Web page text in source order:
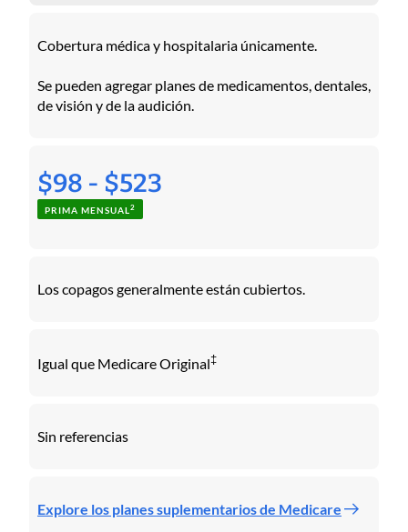
Cobertura médica y hospitalaria únicamente.
Se pueden agregar planes de medicamentos, dentales,
de visión y de la audición.
$98 - $523
PRIMA MENSUAL2
Los copagos generalmente están cubiertos.
Igual que Medicare Original‡
Sin referencias
Explore los planes suplementarios de Medicare